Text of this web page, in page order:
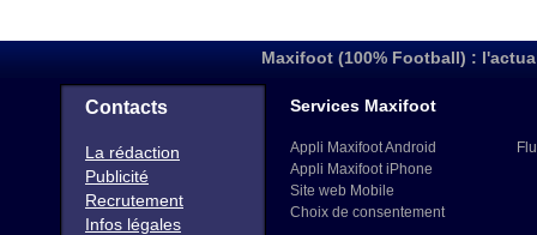
Maxifoot (100% Football) :
Contacts
La rédaction
Publicité
Recrutement
Infos légales
Services Maxifoot
Appli Maxifoot Android
Appli Maxifoot iPhone
Site web Mobile
Choix de consentement